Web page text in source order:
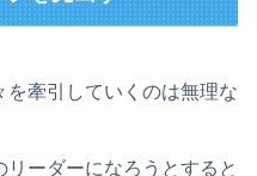
を牽引していくのは無理な
ーダーになろうとすると